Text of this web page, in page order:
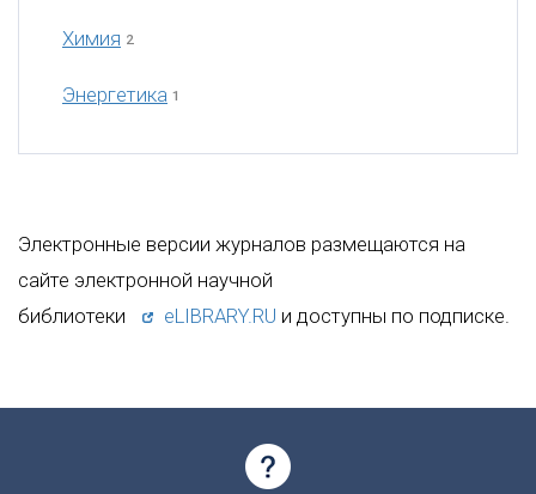
Химия 2
Энергетика 1
Электронные версии журналов размещаются на
сайте электронной научной
библиотеки
eLIBRARY.RU и доступны по подписке.